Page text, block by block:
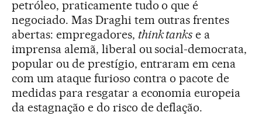
petróleo, praticamente tudo o que é
negociado. Mas Draghi tem outras frentes
abertas: empregadores, think tanks e a
imprensa alemã, liberal ou social-democrata,
popular ou de prestígio, entraram em cena
com um ataque furioso contra o pacote de
medidas para resgatar a economia europeia
da estagnação e do risco de deflação.